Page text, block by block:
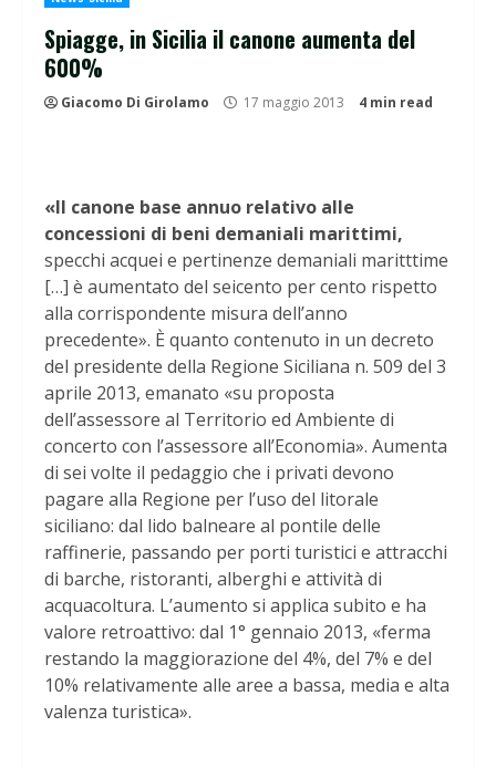
Spiagge, in Sicilia il canone aumenta del
600%
Giacomo Di Girolamo 17 maggio 2013 4 min read
«Il canone base annuo relativo alle
concessioni di beni demaniali marittimi,
specchi acquei e pertinenze demaniali maritttime
[…] è aumentato del seicento per cento rispetto
alla corrispondente misura dell’anno
precedente». È quanto contenuto in un decreto
del presidente della Regione Siciliana n. 509 del 3
aprile 2013, emanato «su proposta
dell’assessore al Territorio ed Ambiente di
concerto con l’assessore all’Economia». Aumenta
di sei volte il pedaggio che i privati devono
pagare alla Regione per l’uso del litorale
siciliano: dal lido balneare al pontile delle
raffinerie, passando per porti turistici e attracchi
di barche, ristoranti, alberghi e attività di
acquacoltura. L’aumento si applica subito e ha
valore retroattivo: dal 1° gennaio 2013, «ferma
restando la maggiorazione del 4%, del 7% e del
10% relativamente alle aree a bassa, media e alta
valenza turistica».